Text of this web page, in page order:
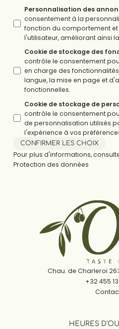
Personnalisation des
consentement à la
fonction du comportement
l'utilisateur, améliorant ainsi
Cookie de stockage des
contrôle le consentement
en charge des
langue, la mise en page et
fonctionnelles.
Cookie de stockage de
contrôle le consentement
de personnalisation utilisés
l'expérience à vos
CONFIRMER LES CHOIX
Pour plus d'informations,
Protection des données
Chau. de Charleroi
+32 455
HEURES